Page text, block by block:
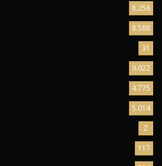
8.256
8.588
31
9.022
4.775
5.014
2
117